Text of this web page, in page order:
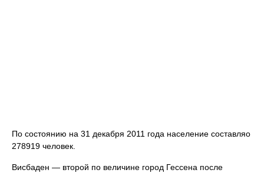
По состоянию на 31 декабря 2011 года население составляо
278919 человек.
Висбаден — второй по величине город Гессена после